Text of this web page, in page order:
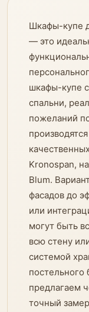
Шкафы-купе
— это
шкафы-купе
спальни,
пожеланий
Kronospan,
Blum.
фасадов до
или
могут быть
всю стену
системой
постельного
предлагаем
точный